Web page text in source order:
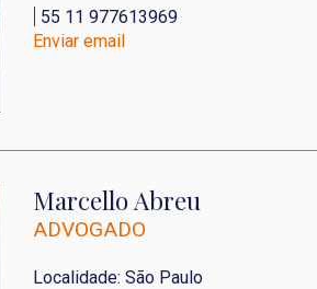
55 11 977613969
Enviar email
Marcello Abreu
ADVOGADO
Localidade: São Paulo